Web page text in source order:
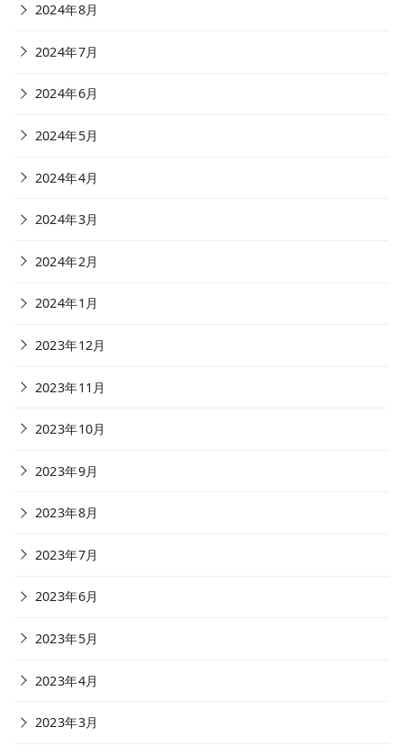
2024年8月
2024年7月
2024年6月
2024年5月
2024年4月
2024年3月
2024年2月
2024年1月
2023年12月
2023年11月
2023年10月
2023年9月
2023年8月
2023年7月
2023年6月
2023年5月
2023年4月
2023年3月